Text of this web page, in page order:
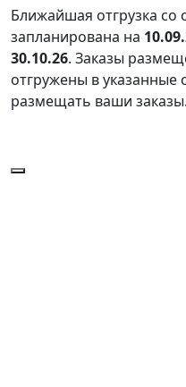
Ближайшая отгрузка со
запланирована на
30.10.26. Заказы
отгружены в указанные
размещать ваши заказы.